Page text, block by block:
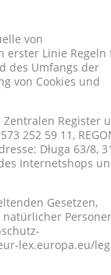
von
erster Linie Regeln
des Umfangs der
von Cookies und
Register
252 59 11,
Długa 63/8,
Internetshops
Gesetzen,
natürlicher
lex.europa.eu/